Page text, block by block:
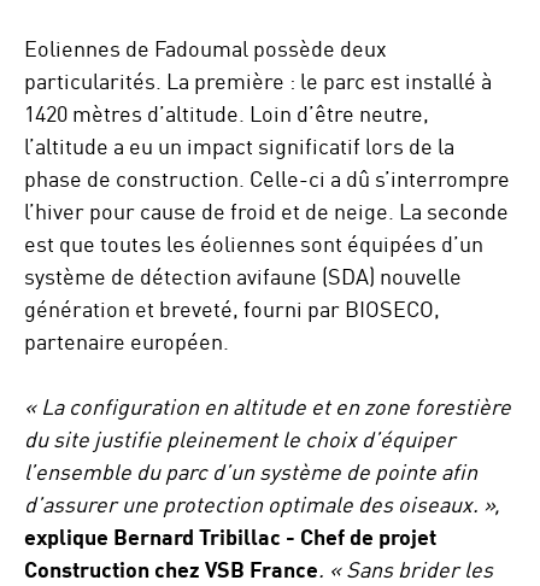
Eoliennes de Fadoumal possède deux
particularités. La première : le parc est installé à
1420 mètres d’altitude. Loin d’être neutre,
l’altitude a eu un impact significatif lors de la
phase de construction. Celle-ci a dû s’interrompre
l’hiver pour cause de froid et de neige. La seconde
est que toutes les éoliennes sont équipées d’un
système de détection avifaune (SDA) nouvelle
génération et breveté, fourni par BIOSECO,
partenaire européen.
« La configuration en altitude et en zone forestière
du site justifie pleinement le choix d’équiper
l’ensemble du parc d’un système de pointe afin
d’assurer une protection optimale des oiseaux. »,
explique Bernard Tribillac - Chef de projet
Construction chez VSB France. « Sans brider les